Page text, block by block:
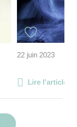
22 juin 2023
Lire l'article